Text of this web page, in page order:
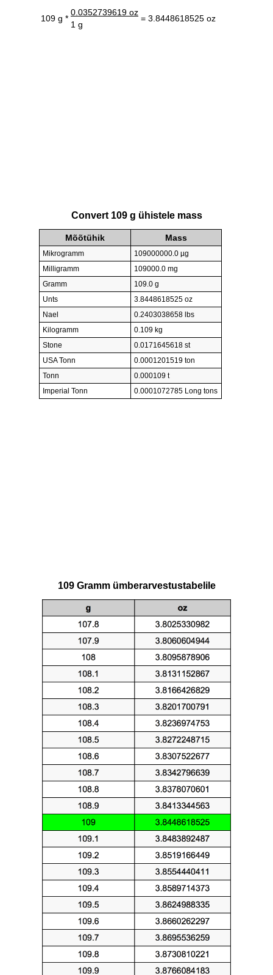
109 g *
0.0352739619 oz
= 3.8448618525 oz
1 g
Convert 109 g ühistele mass
Mõõtühik Mass
Mikrogramm
109000000.0 µg
Milligramm
109000.0 mg
Gramm
109.0 g
Unts
3.8448618525 oz
Nael
0.2403038658 lbs
Kilogramm
0.109 kg
Stone
0.0171645618 st
USA Tonn
0.0001201519 ton
Tonn
0.000109 t
Imperial Tonn
0.0001072785 Long tons
109 Gramm ümberarvestustabelile